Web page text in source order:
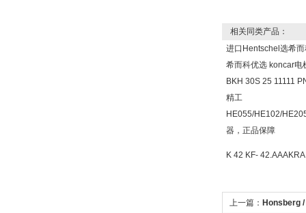
相关同类产品：
进口Hentschel选希
希而科优选 koncar电
BKH 30S 25 11111
精工
HE055/HE102/
器，正品保障
K 42 KF-
上一篇： Honsberg